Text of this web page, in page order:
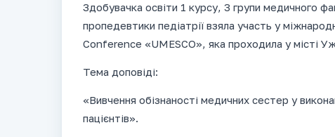
Здобувачка освіти 1 курсу, 3 групи медичного
пропедевтики педіатрії взяла участь у
Conference «UMESCO», яка проходила у місті
Тема доповіді:
«Вивчення обізнаності медичних сестер у
пацієнтів».